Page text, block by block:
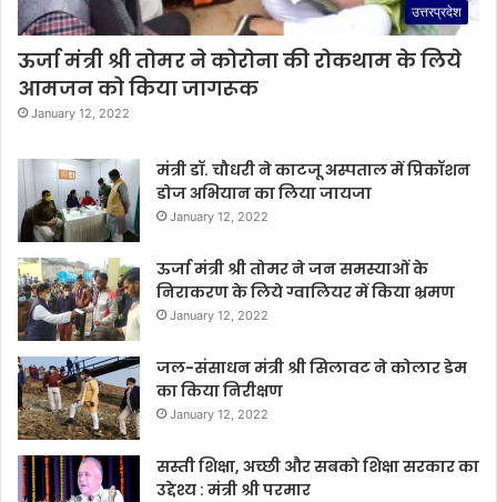
उत्तरप्रदेश
ऊर्जा मंत्री श्री तोमर ने कोरोना की रोकथाम के लिये
आमजन को किया जागरूक
January 12, 2022
मंत्री डॉ. चौधरी ने काटजू अस्पताल में प्रिकॉशन
डोज अभियान का लिया जायजा
January 12, 2022
ऊर्जा मंत्री श्री तोमर ने जन समस्याओं के
निराकरण के लिये ग्वालियर में किया भ्रमण
January 12, 2022
जल-संसाधन मंत्री श्री सिलावट ने कोलार डेम
का किया निरीक्षण
January 12, 2022
सस्ती शिक्षा, अच्छी और सबको शिक्षा सरकार का
उद्देश्य : मंत्री श्री परमार